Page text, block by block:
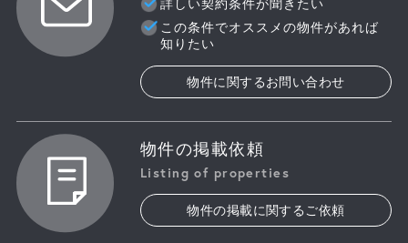
詳しい契約条件が聞きたい
この条件でオススメの物件があれば
知りたい
物件に関するお問い合わせ
物件の掲載依頼
Listing of properties
物件の掲載に関するご依頼